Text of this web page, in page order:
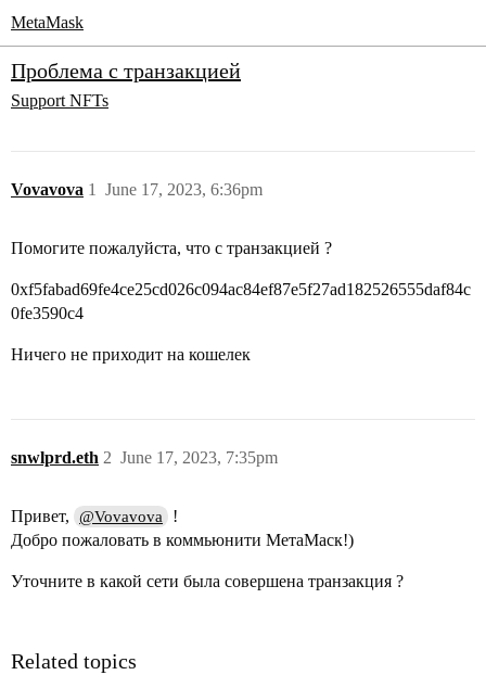
MetaMask
Проблема с транзакцией
Support NFTs
Vovavova June 17, 2023, 6:36pm
1
Помогите пожалуйста, что с транзакцией ?
0xf5fabad69fe4ce25cd026c094ac84ef87e5f27ad182526555daf84c
0fe3590c4
Ничего не приходит на кошелек
snwlprd.eth June 17, 2023, 7:35pm
2
Привет, @Vovavova
!
Добро пожаловать в коммьюнити МетаМаск!)
Уточните в какой сети была совершена транзакция ?
Related topics